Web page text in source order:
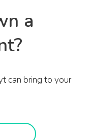
a
can bring to your